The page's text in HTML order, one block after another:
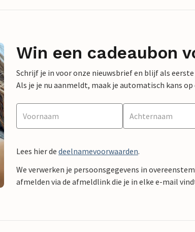
Win een cadeaubon
Schrijf je in voor onze nieuwsbrief en blijf als
Als je je nu aanmeldt, maak je automatisch kans
Lees hier de deelnamevoorwaarden.
We verwerken je persoonsgegevens in
afmelden via de afmeldlink die je in elke e-mail